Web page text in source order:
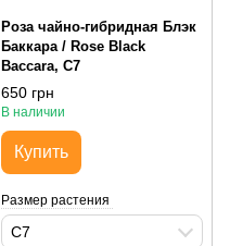
Роза чайно-гибридная Блэк
Баккара / Rose Black
Baccara, С7
650 грн
В наличии
Купить
Размер растения
С7